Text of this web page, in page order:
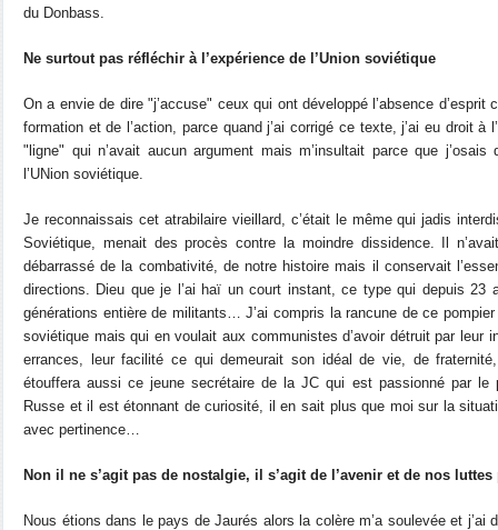
du Donbass.
Ne surtout pas réfléchir à l’expérience de l’Union soviétique
On a envie de dire "j’accuse" ceux qui ont développé l’absence d’esprit
formation et de l’action, parce quand j’ai corrigé ce texte, j’ai eu droit à
"ligne" qui n’avait aucun argument mais m’insultait parce que
l’UNion soviétique.
Je reconnaissais cet atrabilaire vieillard, c’était le même qui jadis
Soviétique, menait des procès contre la moindre dissidence. Il
débarrassé de la combativité, de notre histoire mais il conservait
directions. Dieu que je l’ai haï un court instant, ce type qui depuis 23
générations entière de militants… J’ai compris la rancune de ce
soviétique mais qui en voulait aux communistes d’avoir détruit par leur
errances, leur facilité ce qui demeurait son idéal de vie, de fraternité,
étouffera aussi ce jeune secrétaire de la JC qui est passionné par le
Russe et il est étonnant de curiosité, il en sait plus que moi sur la
avec pertinence…
Non il ne s’agit pas de nostalgie, il s’agit de l’avenir et de nos luttes
Nous étions dans le pays de Jaurés alors la colère m’a soulevée et j’ai